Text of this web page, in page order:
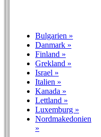
Bulgarien »
Danmark »
Finland »
Grekland »
Israel »
Italien »
Kanada »
Lettland »
Luxemburg »
Nordmakedonien
»